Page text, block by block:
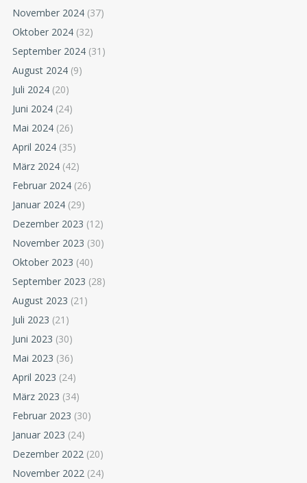
November 2024 (37)
Oktober 2024 (32)
September 2024 (31)
August 2024 (9)
Juli 2024 (20)
Juni 2024 (24)
Mai 2024 (26)
April 2024 (35)
März 2024 (42)
Februar 2024 (26)
Januar 2024 (29)
Dezember 2023 (12)
November 2023 (30)
Oktober 2023 (40)
September 2023 (28)
August 2023 (21)
Juli 2023 (21)
Juni 2023 (30)
Mai 2023 (36)
April 2023 (24)
März 2023 (34)
Februar 2023 (30)
Januar 2023 (24)
Dezember 2022 (20)
November 2022 (24)